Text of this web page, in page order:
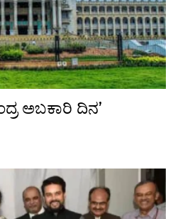
ಅಬಕಾರಿ ದಿನ’